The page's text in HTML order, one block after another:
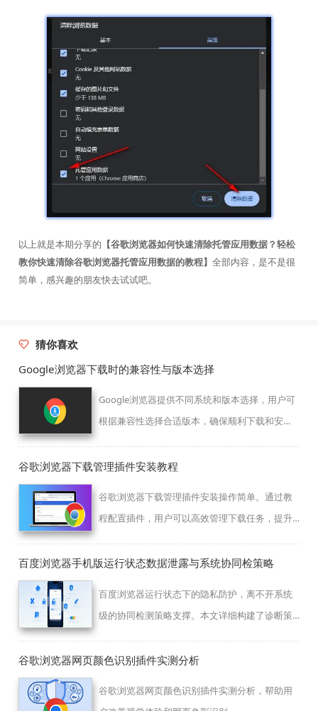
以上就是本期分享的 【谷歌浏览器如何快速清除托管应用数据？轻松
教你快速清除谷歌浏览器托管应用数据的教程】 全部内容，是不是很
简单，感兴趣的朋友快去试试吧。
猜你喜欢
Google浏览器下载时的兼容性与版本选择
Google浏览器提供不同系统和版本选择，用户可
根据兼容性选择合适版本，确保顺利下载和安
谷歌浏览器下载管理插件安装教程
谷歌浏览器下载管理插件安装操作简单。通过教
程配置插件，用户可以高效管理下载任务，提升
验。
百度浏览器手机版运行状态数据泄露与系统协同检策略
百度浏览器运行状态下的隐私防护，离不开系统
级的协同检测策略支撑。本文详细构建了诊断策
险，并提供增强隐私协同保护的设置建议。
谷歌浏览器网页颜色识别插件实测分析
谷歌浏览器网页颜色识别插件实测分析，帮助用